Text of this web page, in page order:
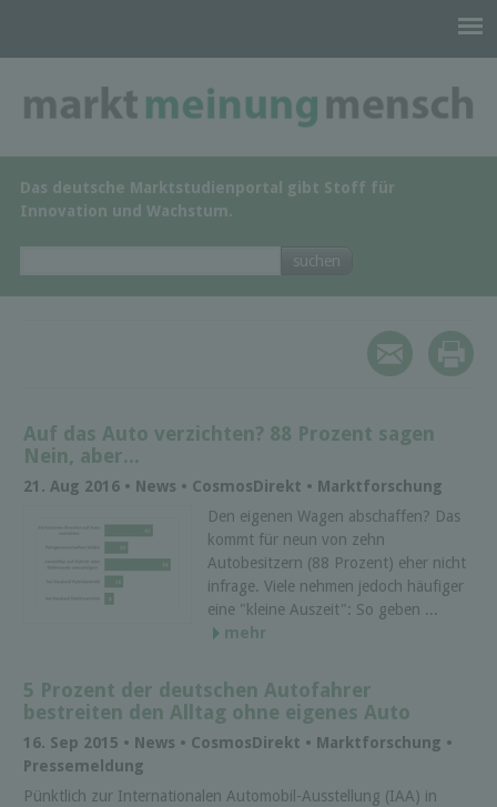
Das deutsche Marktstudienportal gibt Stoff für
Innovation und Wachstum.
Auf das Auto verzichten? 88 Prozent sagen
Nein, aber...
21. Aug 2016 • News • Cosmos­Di­rekt • Marktforschung
Den eigenen Wagen abschaffen? Das
kommt für neun von zehn
Autobesitzern (88 Prozent) eher nicht
infrage. Viele nehmen jedoch häufiger
eine "kleine Auszeit": So geben ...
mehr
5 Prozent der deutschen Autofahrer
bestreiten den Alltag ohne eigenes Auto
16. Sep 2015 • News • Cosmos­Di­rekt • Marktforschung •
Pressemeldung
Pünktlich zur Internationalen Automobil-Ausstellung (IAA) in